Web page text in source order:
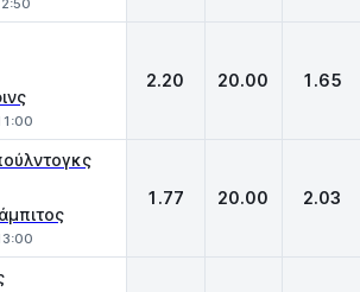
2.20 20.00 1.65
1.77 20.00 2.03